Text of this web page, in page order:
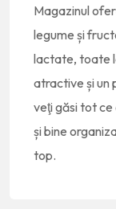
Magazinul
legume și
lactate, toate
atractive și un
veţi găsi tot
și bine
top.